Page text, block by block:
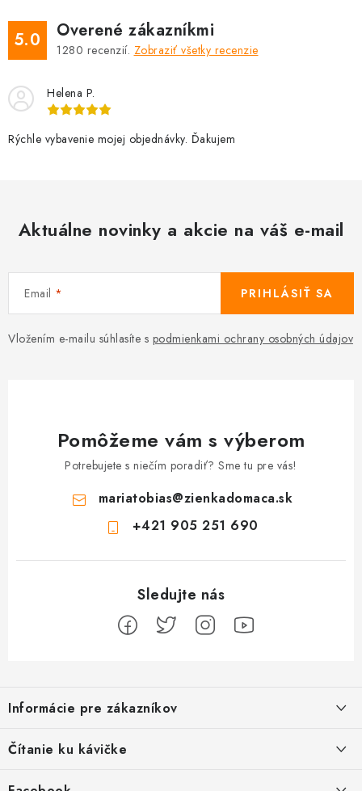
5.0 Overené zákazníkmi
1280 recenzií. Zobraziť všetky recenzie
Helena P.
Rýchle vybavenie mojej objednávky. Ďakujem
Aktuálne novinky a akcie na váš e-mail
Email
Vložením e-mailu súhlasíte s podmienkami ochrany osobných údajov
PRIHLÁSIŤ SA
Pomôžeme vám s výberom
Potrebujete s niečím poradiť? Sme tu pre vás!
mariatobias@zienkadomaca.sk
+421 905 251 690
p
ä
Informácie pre zákazníkov
Čítanie ku kávičke